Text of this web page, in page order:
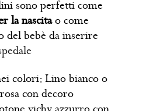
sono perfetti come
la nascitao come
del bebè da inserire
colori: Lino bianco o
con decoro